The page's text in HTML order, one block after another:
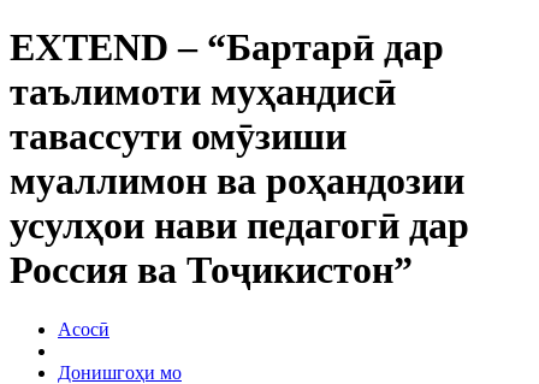
EXTEND – “Бартарӣ дар
таълимоти муҳандисӣ
тавассути омӯзиши
муаллимон ва роҳандозии
усулҳои нави педагогӣ дар
Россия ва Тоҷикистон”
Асосӣ
Донишгоҳи мо